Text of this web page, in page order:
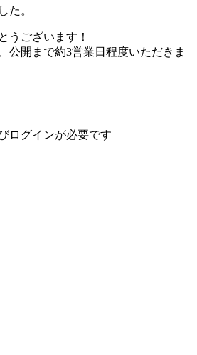
た。
うございます！
公開まで約3営業日程度いただきま
ログインが必要です